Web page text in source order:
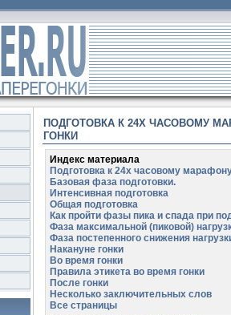
ПОДГОТОВКА К 24Х ЧАСОВОМУ
ГОНКИ
Индекс материала
Подготовка к 24х часовому
Базовая фаза подготовки.
Интенсивная подготовка
Общая подготовка
Как пройти фазы пика и спада при
Фаза максимальной (пиковой)
Фаза постепенного снижения
Накануне гонки
Во время гонки
Правила этикета во время гонки
После гонки
Несколько заключительных слов
Все страницы